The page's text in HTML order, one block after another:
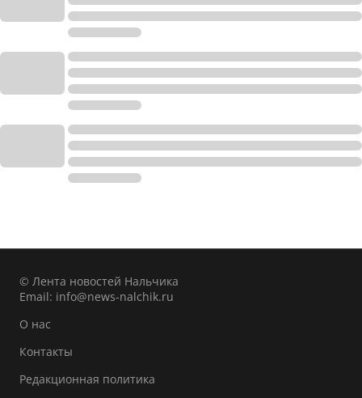
© Лента новостей Нальчика
Email: info@news-nalchik.ru
О нас
Контакты
Редакционная политика